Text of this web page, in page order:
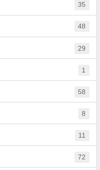
35
48
29
1
58
8
11
72